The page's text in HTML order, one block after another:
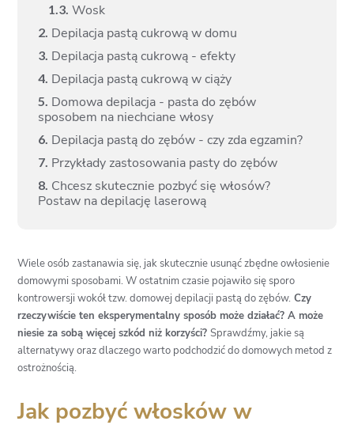
1. 3. Wosk
2. Depilacja pastą cukrową w domu
3. Depilacja pastą cukrową - efekty
4. Depilacja pastą cukrową w ciąży
5. Domowa depilacja - pasta do zębów
sposobem na niechciane włosy
6. Depilacja pastą do zębów - czy zda egzamin?
7. Przykłady zastosowania pasty do zębów
8. Chcesz skutecznie pozbyć się włosów?
Postaw na depilację laserową
Wiele osób zastanawia się, jak skutecznie usunąć zbędne owłosienie
domowymi sposobami. W ostatnim czasie pojawiło się sporo
kontrowersji wokół tzw. domowej depilacji pastą do zębów. Czy
rzeczywiście ten eksperymentalny sposób może działać? A może
niesie za sobą więcej szkód niż korzyści?Sprawdźmy, jakie są
alternatywy oraz dlaczego warto podchodzić do domowych metod z
ostrożnością.
Jak pozbyć włosków w